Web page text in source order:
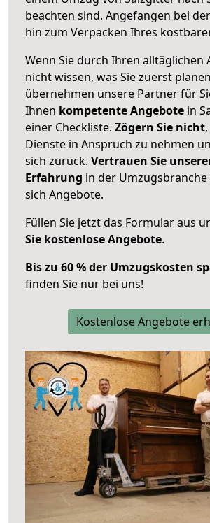
beachten sind. Angefangen bei
hin zum Verpacken Ihres
Wenn Sie durch Ihren alltäglichen
nicht wissen, was Sie zuerst
übernehmen unsere Partner für
Ihnen kompetente Angebote in
einer Checkliste. Zögern Sie nicht
Dienste in Anspruch zu nehmen
sich zurück. Vertrauen Sie
Erfahrung in der
sich Angebote.
Füllen Sie jetzt das Formular aus
Sie kostenlose Angebote.
Bis zu 60 % der Umzugskosten
finden Sie nur bei uns!
Kostenlose Angebote